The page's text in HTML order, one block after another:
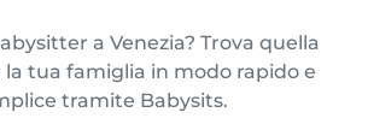
a Venezia? Trova quella
tua famiglia in modo rapido e
tramite Babysits.